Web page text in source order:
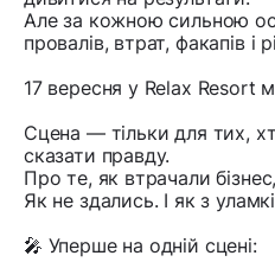
Але за кожною сильною
провалів, втрат, факапів і
17 вересня у Relax Resort
Сцена — тільки для тих,
сказати правду.
Про те, як втрачали
Як не здались. І як з
🎤 Уперше на одній сцені: